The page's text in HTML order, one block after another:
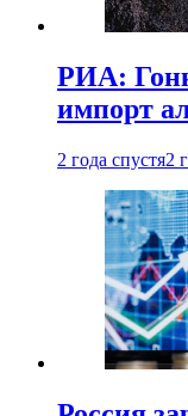
РИА:
импорт
2 года спустя2